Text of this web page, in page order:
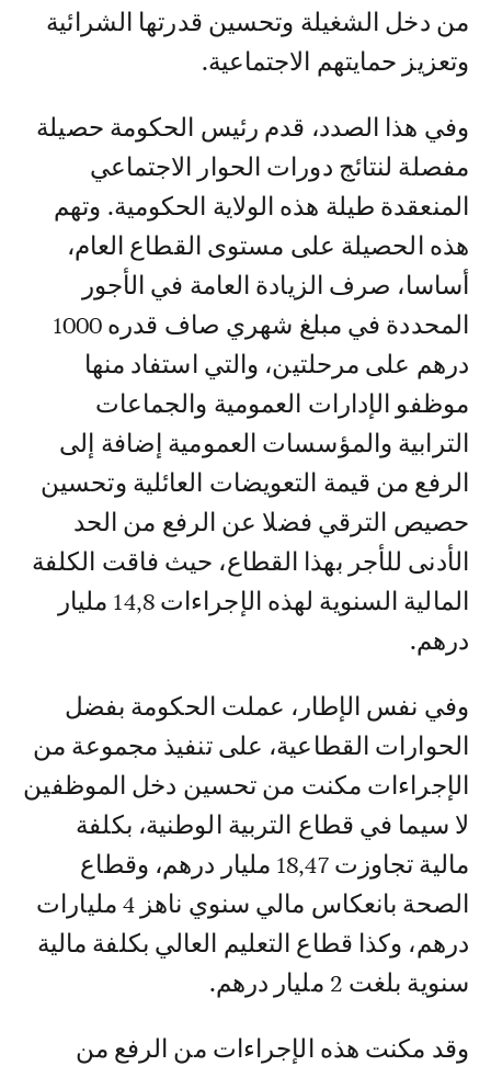
من دخل الشغيلة وتحسين قدرتها الشرائية
وتعزيز حمايتهم الاجتماعية.
وفي هذا الصدد، قدم رئيس الحكومة حصيلة
مفصلة لنتائج دورات الحوار الاجتماعي
المنعقدة طيلة هذه الولاية الحكومية. وتهم
هذه الحصيلة على مستوى القطاع العام،
أساسا، صرف الزيادة العامة في الأجور
المحددة في مبلغ شهري صاف قدره 1000
درهم على مرحلتين، والتي استفاد منها
موظفو الإدارات العمومية والجماعات
الترابية والمؤسسات العمومية إضافة إلى
الرفع من قيمة التعويضات العائلية وتحسين
حصيص الترقي فضلا عن الرفع من الحد
الأدنى للأجر بهذا القطاع، حيث فاقت الكلفة
المالية السنوية لهذه الإجراءات 14,8 مليار
درهم.
وفي نفس الإطار، عملت الحكومة بفضل
الحوارات القطاعية، على تنفيذ مجموعة من
الإجراءات مكنت من تحسين دخل الموظفين
لا سيما في قطاع التربية الوطنية، بكلفة
مالية تجاوزت 18,47 مليار درهم، وقطاع
الصحة بانعكاس مالي سنوي ناهز 4 مليارات
درهم، وكذا قطاع التعليم العالي بكلفة مالية
سنوية بلغت 2 مليار درهم.
وقد مكنت هذه الإجراءات من الرفع من